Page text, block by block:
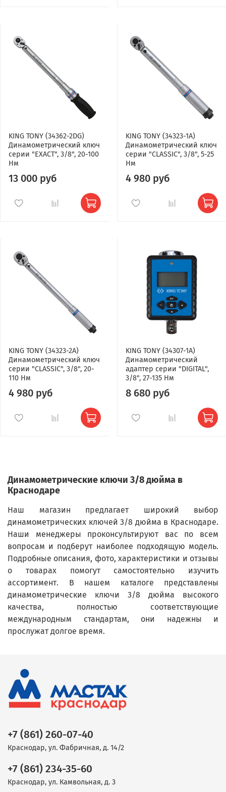
KING TONY (34362-2DG)
Динамометрический ключ
серии "EXACT", 3/8", 20-100
Нм
13 000 руб
KING TONY (34323-1A)
Динамометрический ключ
серии "CLASSIC", 3/8", 5-25
Нм
4 980 руб
KING TONY (34323-2A)
Динамометрический ключ
серии "CLASSIC", 3/8", 20-
110 Нм
4 980 руб
KING TONY (34307-1A)
Динамометрический
адаптер серии "DIGITAL",
3/8", 27-135 Нм
8 680 руб
Динамометрические ключи 3/8 дюйма в
Краснодаре
Наш магазин предлагает широкий выбор
динамометрических ключей 3/8 дюйма в Краснодаре.
Наши менеджеры проконсультируют вас по всем
вопросам и подберут наиболее подходящую модель.
Подробные описания, фото, характеристики и отзывы
о товарах помогут самостоятельно изучить
ассортимент. В нашем каталоге представлены
динамометрические ключи 3/8 дюйма высокого
качества, полностью соответствующие
международным стандартам, они надежны и
прослужат долгое время.
+7 (861) 260-07-40
Краснодар, ул. Фабричная, д. 14/2
+7 (861) 234-35-60
Краснодар, ул. Камвольная, д. 3